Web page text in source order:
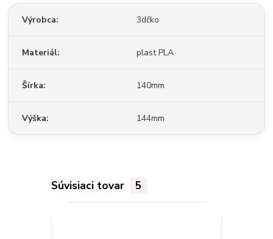
Výrobca 3dčko
Materiál plast PLA
Šírka 140mm
Výška 144mm
Súvisiaci tovar 5